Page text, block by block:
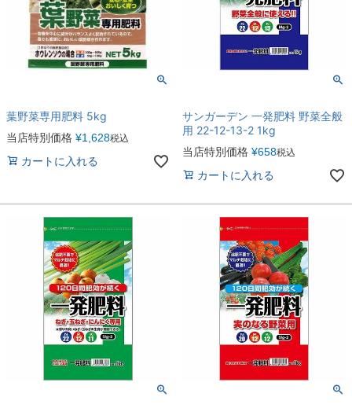
葉野菜専用肥料 5kg
当店特別価格 ¥1,628税込
カートに入れる
サンガーデン 一発肥料 野菜全般
用 22-12-13-2 1kg
当店特別価格 ¥658税込
カートに入れる